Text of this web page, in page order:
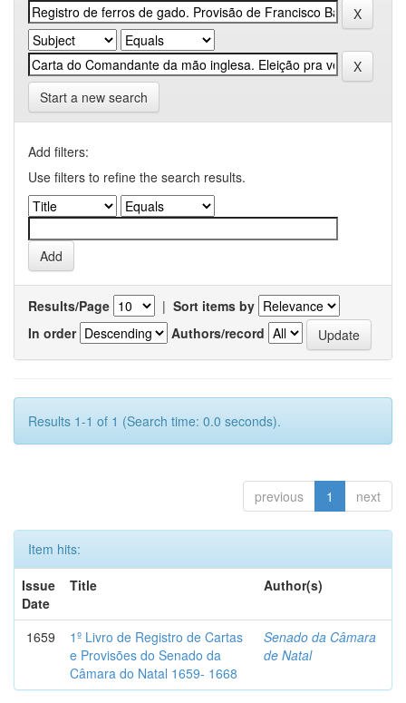
Start a new search
Add filters:
Use filters to refine the search results.
Results/Page | Sort items by
In order
Authors/record
Results 1-1 of 1 (Search time: 0.0 seconds).
previous 1 next
Item hits:
Issue
Date
Title Author(s)
1659
1º Livro de Registro de Cartas
e Provisões do Senado da
Câmara do Natal 1659- 1668
Senado da Câmara
de Natal